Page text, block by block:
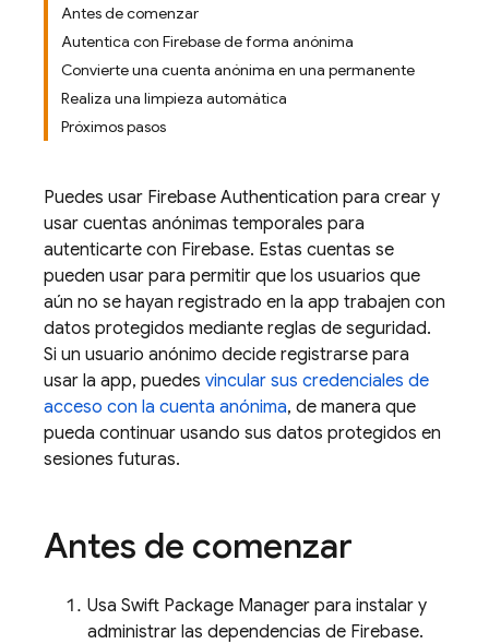
Antes de comenzar
Autentica con Firebase de forma anónima
Convierte una cuenta anónima en una permanente
Realiza una limpieza automática
Próximos pasos
Puedes usar Firebase Authentication para crear y
usar cuentas anónimas temporales para
autenticarte con Firebase. Estas cuentas se
pueden usar para permitir que los usuarios que
aún no se hayan registrado en la app trabajen con
datos protegidos mediante reglas de seguridad.
Si un usuario anónimo decide registrarse para
usar la app, puedes vincular sus credenciales de
acceso con la cuenta anónima, de manera que
pueda continuar usando sus datos protegidos en
sesiones futuras.
Antes de comenzar
Usa Swift Package Manager para instalar y
administrar las dependencias de Firebase.